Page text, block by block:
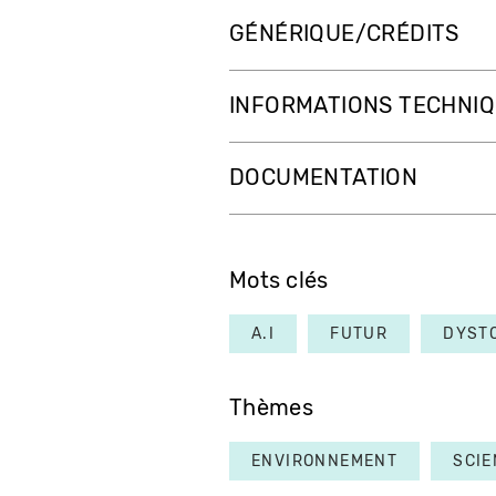
GÉNÉRIQUE/CRÉDITS
INFORMATIONS
DOCUMENTATION
Mots clés
A.I FUTUR
Thèmes
ENVIRONNEMENT